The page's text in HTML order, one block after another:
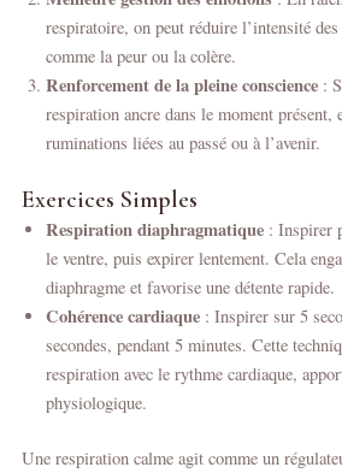
respiratoire, on peut réduire l’intensité
comme la peur ou la colère.
Renforcement de la pleine conscience:
respiration ancre dans le moment présent,
ruminations liées au passé ou à l’avenir.
Exercices Simples
Respiration diaphragmatique: Inspirer
le ventre, puis expirer lentement. Cela
diaphragme et favorise une détente rapide.
Cohérence cardiaque: Inspirer sur 5
secondes, pendant 5 minutes. Cette
respiration avec le rythme cardiaque,
physiologique.
Une respiration calme agit comme un